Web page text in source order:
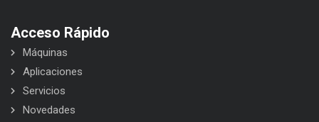
Acceso Rápido
Máquinas
Aplicaciones
Servicios
Novedades